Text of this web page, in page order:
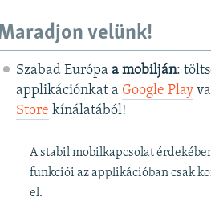
velünk!
Szabad Európa a mobilján:
applikációnkat a Google Play
Store kínálatából!
A stabil mobilkapcsolat
funkciói az applikációban csak
el.